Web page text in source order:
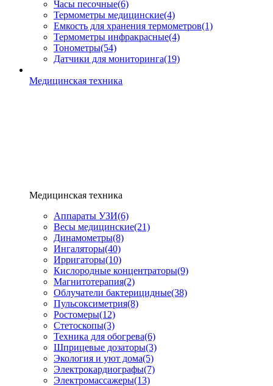
Часы песочные(6)
Термометры медицинские(4)
Емкость для хранения термометров(1)
Термометры инфракрасные(4)
Тонометры(54)
Датчики для мониторинга(19)
Медицинская техника
Медицинская техника
Аппараты УЗИ(6)
Весы медицинские(21)
Динамометры(8)
Ингаляторы(40)
Ирригаторы(10)
Кислородные концентраторы(9)
Магнитотерапия(2)
Облучатели бактерицидные(38)
Пульсоксиметрия(8)
Ростомеры(12)
Стетоскопы(3)
Техника для обогрева(6)
Шприцевые дозаторы(3)
Экология и уют дома(5)
Электрокардиографы(7)
Электромассажеры(13)